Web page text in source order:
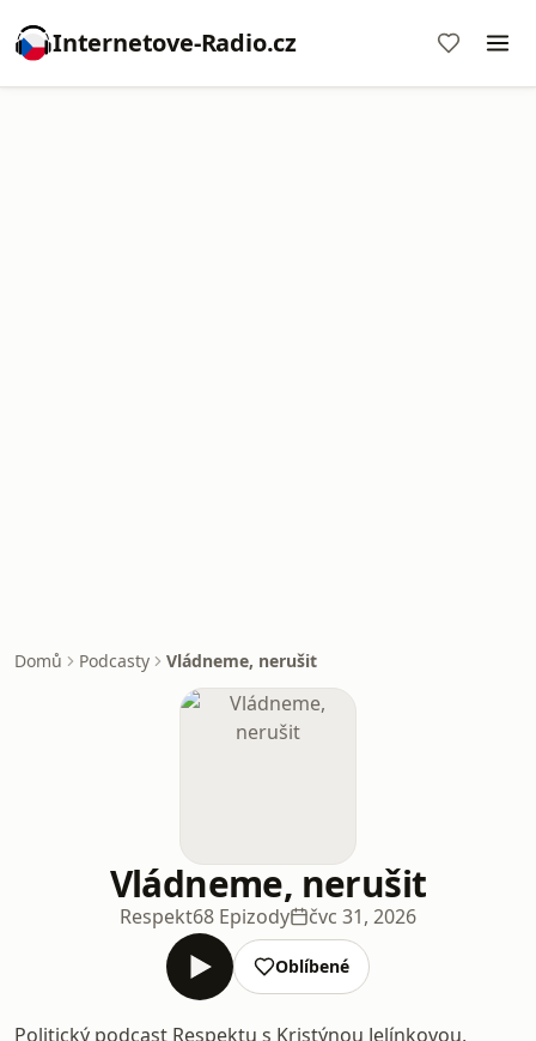
Internetove-Radio.cz
Domů Podcasty Vládneme, nerušit
Vládneme, nerušit
Respekt68 Epizody čvc 31, 2026
Oblíbené
Politický podcast Respektu s Kristýnou Jelínkovou,